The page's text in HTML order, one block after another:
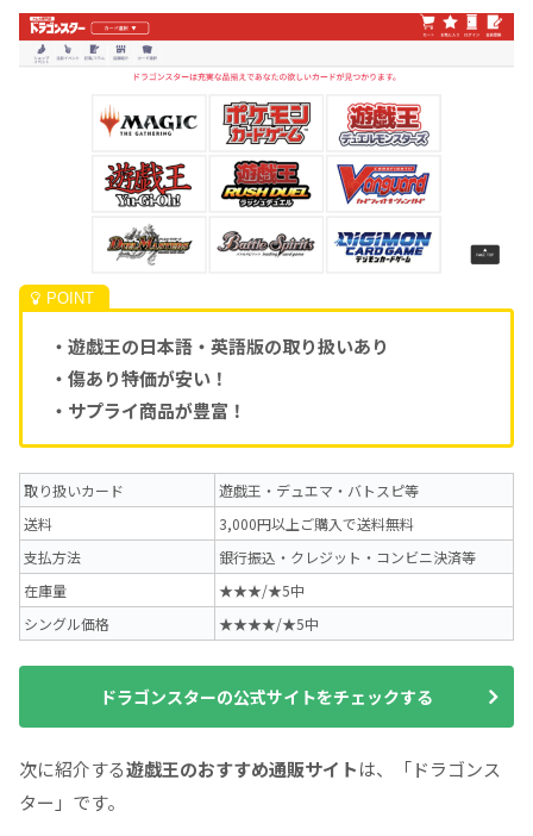
・遊戯王の日本語・英語版の取り扱いあり
・傷あり特価が安い！
・サプライ商品が豊富！
取り扱いカード
遊戯王・デュエマ・バトスピ等
送料
3,000円以上ご購入で送料無料
支払方法
銀行振込・クレジット・コンビニ決済等
在庫量
★★★/★5中
シングル価格
★★★★/★5中
ドラゴンスターの公式サイトをチェックする
次に紹介する遊戯王のおすすめ通販サイトは、「ドラゴンス
ター」です。